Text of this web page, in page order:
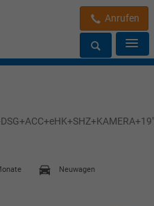
Anrufen
Neuwagen